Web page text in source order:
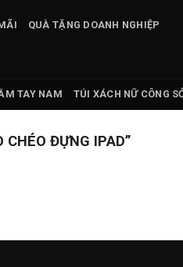
QUÀ TẶNG DOANH NGHIỆP
TAY NAM TÚI XÁCH NỮ CÔNG
ĐỰNG IPAD”